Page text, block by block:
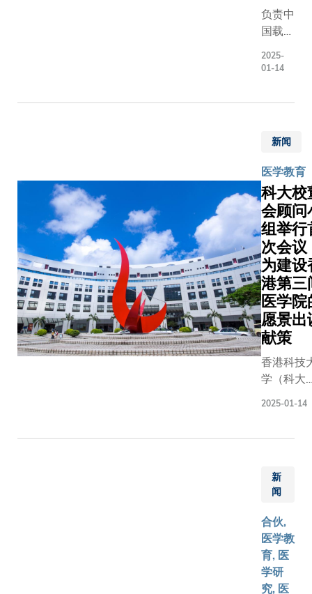
负责中
国载人
程空间
应用工
程与技
术中
心，今
日派出
代表团
到访香
港科技
大学
（港科
大），
与大学
管理层
及教研
人员会
面，双
议，规
划五大
合作领
域，包
括成立
联合实
验室、
2025-
01-14
新闻
医学教育
科大校
会顾问
组举行
次会议
为建设
港第三
医学院
愿景出
献策
香港科技
学（科大
夜时分于
上聚首一
计划筹建
港第三间
学院举行
次会议。
2025-01-14
新
闻
合伙,
医学教
育, 医
学研
究, 医